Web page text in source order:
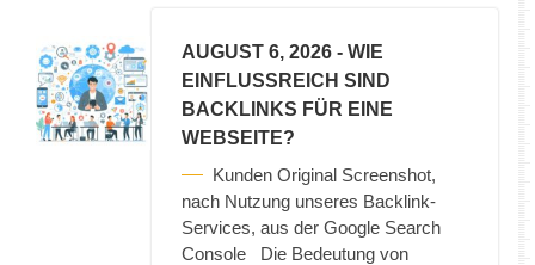
AUGUST 6, 2026 - WIE
EINFLUSSREICH SIND
BACKLINKS FÜR EINE
WEBSEITE?
Kunden Original Screenshot,
nach Nutzung unseres Backlink-
Services, aus der Google Search
Console Die Bedeutung von